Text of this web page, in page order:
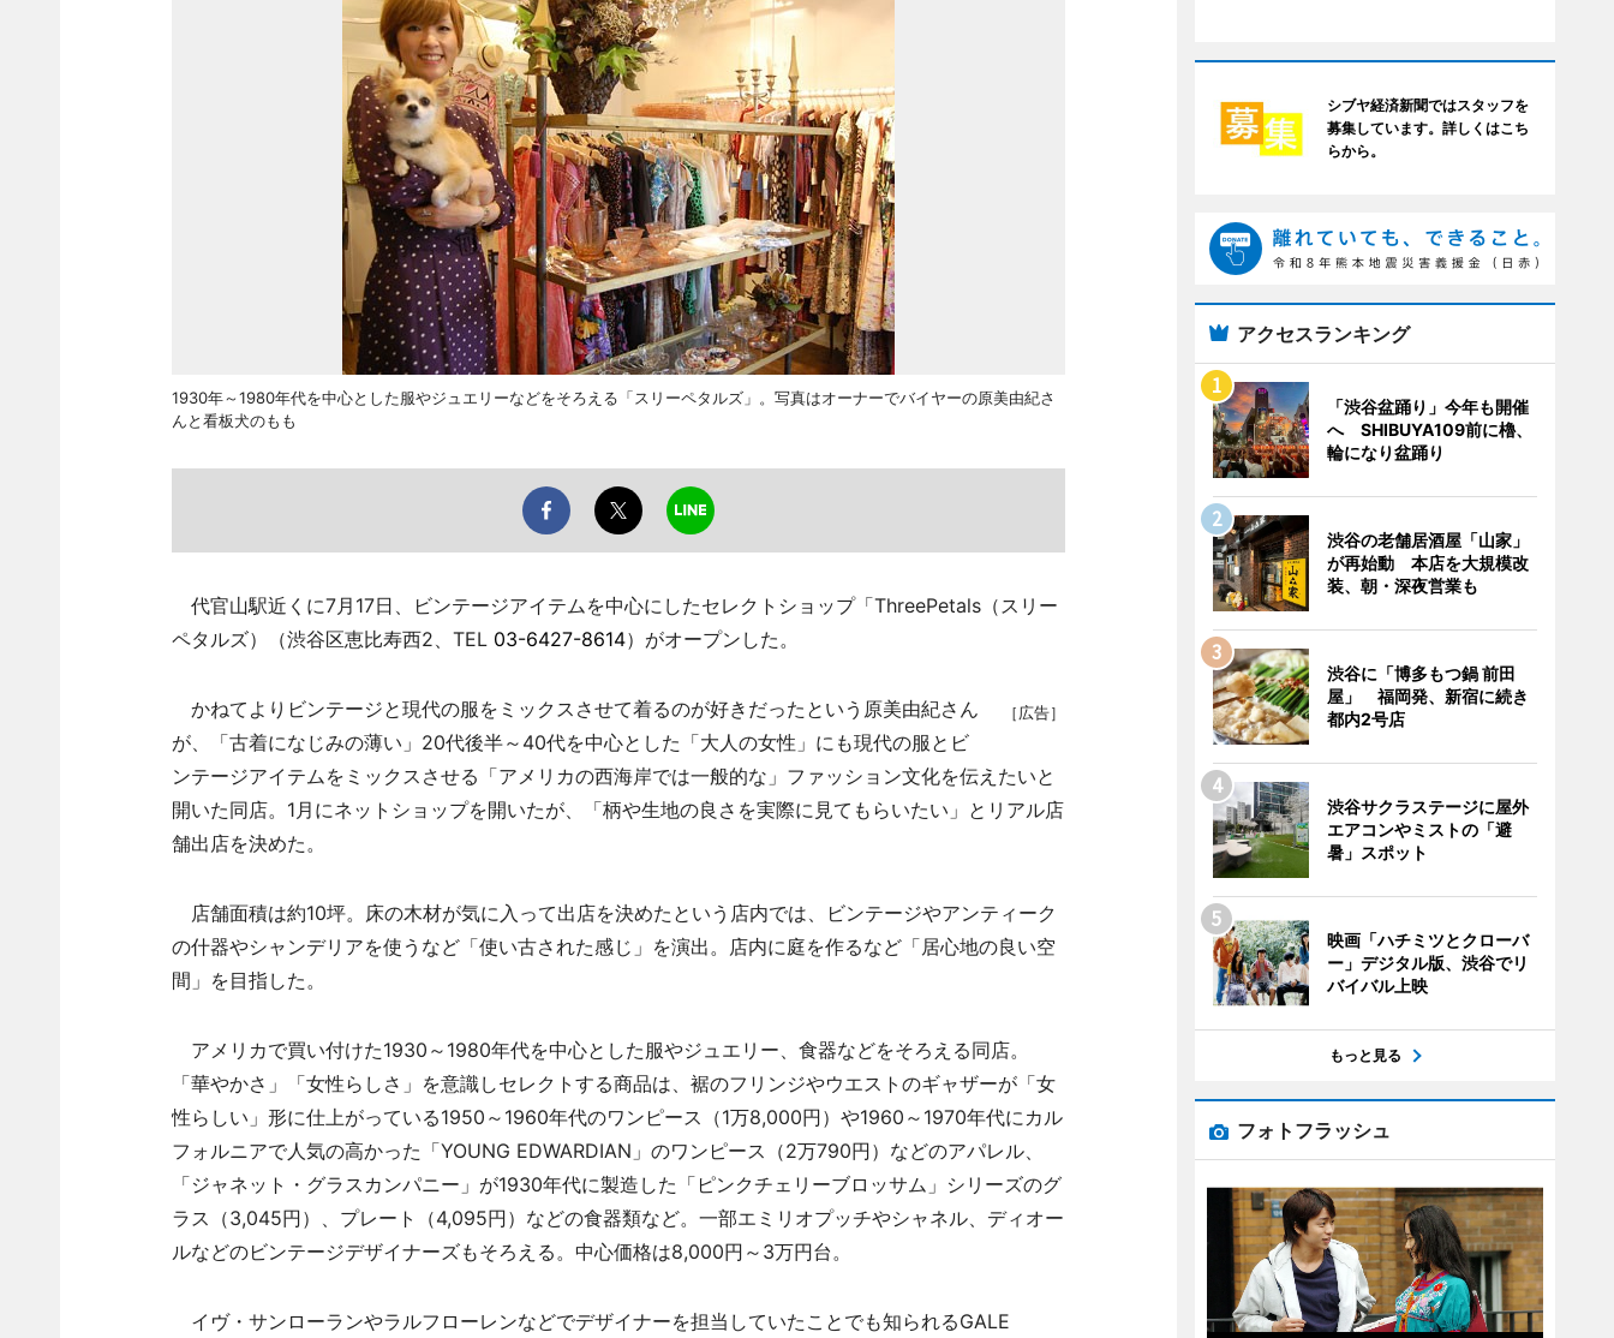
1930年～1980年代を中心とした服やジュエリーなどをそろえる「スリーペタルズ」。写真はオーナーでバイヤーの原美由紀さ
んと看板犬のもも
代官山駅近くに7月17日、ビンテージアイテムを中心にしたセレクトショップ「ThreePetals（スリー
ペタルズ）（渋谷区恵比寿西2、TEL 03-6427-8614）がオープンした。
［広告］
かねてよりビンテージと現代の服をミックスさせて着るのが好きだったという原美由紀さん
が、「古着になじみの薄い」20代後半～40代を中心とした「大人の女性」にも現代の服とビ
ンテージアイテムをミックスさせる「アメリカの西海岸では一般的な」ファッション文化を伝えたいと
開いた同店。1月にネットショップを開いたが、「柄や生地の良さを実際に見てもらいたい」とリアル店
舗出店を決めた。
店舗面積は約10坪。床の木材が気に入って出店を決めたという店内では、ビンテージやアンティーク
の什器やシャンデリアを使うなど「使い古された感じ」を演出。店内に庭を作るなど「居心地の良い空
間」を目指した。
アメリカで買い付けた1930～1980年代を中心とした服やジュエリー、食器などをそろえる同店。
「華やかさ」「女性らしさ」を意識しセレクトする商品は、裾のフリンジやウエストのギャザーが「女
性らしい」形に仕上がっている1950～1960年代のワンピース（1万8,000円）や1960～1970年代にカル
フォルニアで人気の高かった「YOUNG EDWARDIAN」のワンピース（2万790円）などのアパレル、
「ジャネット・グラスカンパニー」が1930年代に製造した「ピンクチェリーブロッサム」シリーズのグ
ラス（3,045円）、プレート（4,095円）などの食器類など。一部エミリオプッチやシャネル、ディオー
ルなどのビンテージデザイナーズもそろえる。中心価格は8,000円～3万円台。
イヴ・サンローランやラルフローレンなどでデザイナーを担当していたことでも知られるGALE
シブヤ経済新聞ではスタッフを
募集しています。詳しくはこち
らから。
アクセスランキング
「渋谷盆踊り」今年も開催
へ SHIBUYA109前に櫓、
輪になり盆踊り
渋谷の老舗居酒屋「山家」
が再始動 本店を大規模改
装、朝・深夜営業も
渋谷に「博多もつ鍋 前田
屋」 福岡発、新宿に続き
都内2号店
渋谷サクラステージに屋外
エアコンやミストの「避
暑」スポット
映画「ハチミツとクローバ
ー」デジタル版、渋谷でリ
バイバル上映
もっと見る
フォトフラッシュ